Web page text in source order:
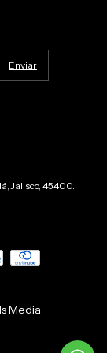
Jalisco, 45400.
Media